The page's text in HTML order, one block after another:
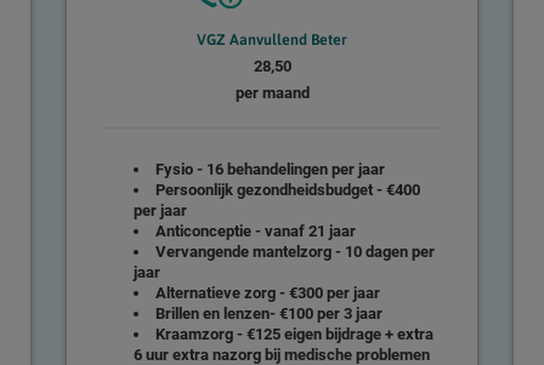
VGZ Aanvullend Beter
28,50
per maand
Fysio - 16 behandelingen per jaar
Persoonlijk gezondheidsbudget - €400
per jaar
Anticonceptie - vanaf 21 jaar
Vervangende mantelzorg - 10 dagen per
jaar
Alternatieve zorg - €300 per jaar
Brillen en lenzen- €100 per 3 jaar
Kraamzorg - €125 eigen bijdrage + extra
6 uur extra nazorg bij medische problemen